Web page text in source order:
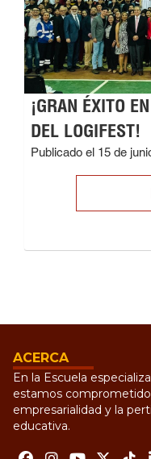
¡GRAN ÉXITO
DEL LOGIFEST!
Publicado el 15 de
ACERCA
En la Escuela
estamos
empresarialidad y la
educativa.